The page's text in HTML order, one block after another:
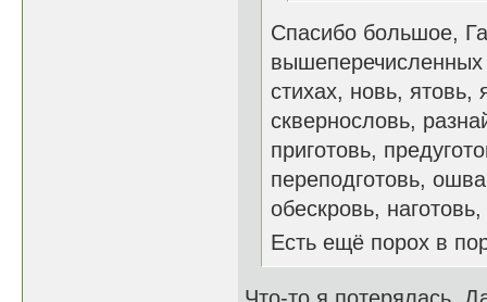
Спасибо большое,
вышеперечисленных
стихах, новь, ятовь,
сквернословь,
приготовь,
переподготовь,
обескровь,
Есть ещё порох в